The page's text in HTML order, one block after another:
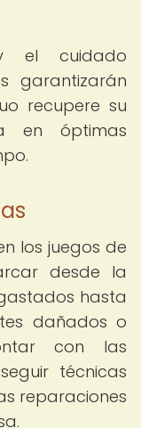
el cuidado
garantizarán
recupere su
en óptimas
los juegos de
desde la
hasta
dañados o
con las
técnicas
reparaciones